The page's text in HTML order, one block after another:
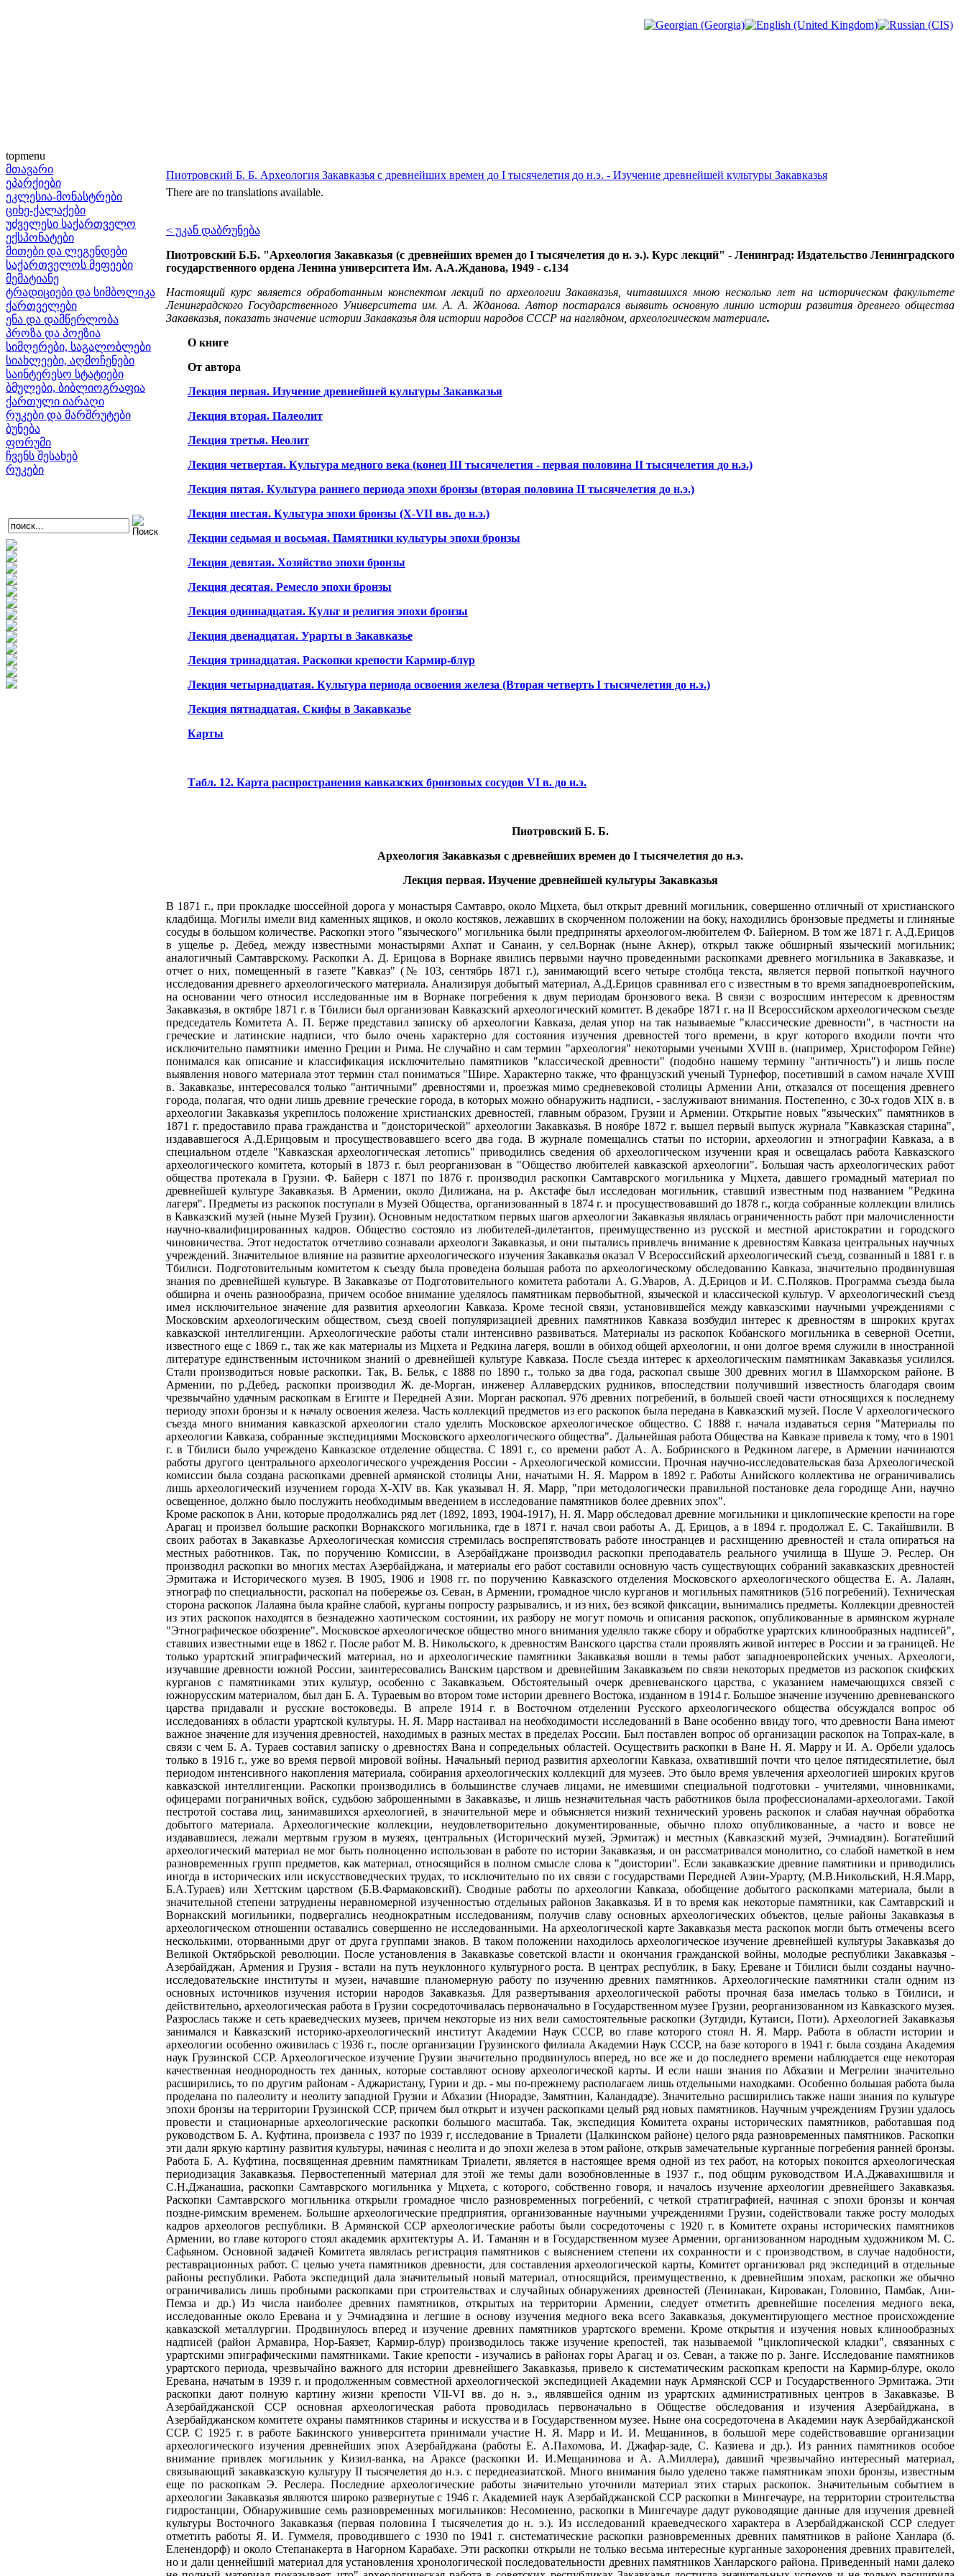
topmenu
მთავარი
ეპარქიები
ეკლესია-მონასტრები
ციხე-ქალაქები
უძველესი საქართველო
ექსპონატები
მითები და ლეგენდები
საქართველოს მეფეები
მემატიანე
ტრადიციები და სიმბოლიკა
ქართველები
ენა და დამწერლობა
პროზა და პოეზია
სიმღერები, საგალობლები
სიახლეები, აღმოჩენები
საინტერესო სტატიები
ბმულები, ბიბლიოგრაფია
ქართული იარაღი
რუკები და მარშრუტები
ბუნება
ფორუმი
ჩვენს შესახებ
რუკები
Пиотровский Б. Б. Археология Закавказья с древнейших времен до I тысячелетия до н.э. - Изучение древнейшей культуры Закавказья
There are no translations available.
< უკან დაბრუნება
Пиотровский Б.Б. "Археология Закавказья (с древнейших времен до I тысячелетия до н. э.). Курс лекций" - Ленинград: Издательство Ленинградского
государственного ордена Ленина университета Им. А.А.Жданова, 1949 - с.134
Настоящий курс является обработанным конспектом лекций по археологии Закавказья, читавшихся мною несколько лет на историческом факультете
Ленинградского Государственного Университета им. А. А. Жданова. Автор постарался выявить основную линию истории развития древнего общества
Закавказья, показать значение истории Закавказья для истории народов СССР на наглядном, археологическом материале.
О книге
От автора
Лекция первая. Изучение древнейшей культуры Закавказья
Лекция вторая. Палеолит
Лекция третья. Неолит
Лекция четвертая. Культура медного века (конец III тысячелетия - первая половина II тысячелетия до н.э.)
Лекция пятая. Культура раннего периода эпохи бронзы (вторая половина II тысячелетия до н.э.)
Лекция шестая. Культура эпохи бронзы (X-VII вв. до н.э.)
Лекции седьмая и восьмая. Памятники культуры эпохи бронзы
Лекция девятая. Хозяйство эпохи бронзы
Лекция десятая. Ремесло эпохи бронзы
Лекция одиннадцатая. Культ и религия эпохи бронзы
Лекция двенадцатая. Урарты в Закавказье
Лекция тринадцатая. Раскопки крепости Кармир-блур
Лекция четырнадцатая. Культура периода освоения железа (Вторая четверть I тысячелетия до н.э.)
Лекция пятнадцатая. Скифы в Закавказье
Карты
Табл. 12. Карта распространения кавказских бронзовых сосудов VI в. до н.э.
Пиотровский Б. Б.
Археология Закавказья с древнейших времен до I тысячелетия до н.э.
Лекция первая. Изучение древнейшей культуры Закавказья
В 1871 г., при прокладке шоссейной дорога у монастыря Самтавро, около Мцхета, был открыт древний могильник, совершенно отличный от христианского
кладбища. Могилы имели вид каменных ящиков, и около костяков, лежавших в скорченном положении на боку, находились бронзовые предметы и глиняные
сосуды в большом количестве. Раскопки этого "языческого" могильника были предприняты археологом-любителем Ф. Байерном. В том же 1871 г. А.Д.Ерицов
в ущелье р. Дебед, между известными монастырями Ахпат и Санаин, у сел.Ворнак (ныне Акнер), открыл также обширный языческий могильник;
аналогичный Самтаврскому. Раскопки А. Д. Ерицова в Ворнаке явились первыми научно проведенными раскопками древнего могильника в Закавказье, и
отчет о них, помещенный в газете "Кавказ" (№ 103, сентябрь 1871 г.), занимающий всего четыре столбца текста, является первой попыткой научного
исследования древнего археологического материала. Анализируя добытый материал, А.Д.Ерицов сравнивал его с известным в то время западноевропейским,
на основании чего относил исследованные им в Ворнаке погребения к двум периодам бронзового века. В связи с возросшим интересом к древностям
Закавказья, в октябре 1871 г. в Тбилиси был организован Кавказский археологический комитет. В декабре 1871 г. на II Всероссийском археологическом съезде
председатель Комитета А. П. Берже представил записку об археологии Кавказа, делая упор на так называемые "классические древности", в частности на
греческие и латинские надписи, что было очень характерно для состояния изучения древностей того времени, в круг которого входили почти что
исключительно памятники именно Греции и Рима. Не случайно и сам термин "археология" некоторыми учеными XVIII в. (например, Христофором Гейне)
понимался как описание и классификация исключительно памятников "классической древности" (подобно нашему термину "античность") и лишь после
выявления нового материала этот термин стал пониматься "Шире. Характерно также, что французский ученый Турнефор, посетивший в самом начале XVIII
в. Закавказье, интересовался только "античными" древностями и, проезжая мимо средневековой столицы Армении Ани, отказался от посещения древнего
города, полагая, что одни лишь древние греческие города, в которых можно обнаружить надписи, - заслуживают внимания. Постепенно, с 30-х годов XIX в. в
археологии Закавказья укрепилось положение христианских древностей, главным образом, Грузии и Армении. Открытие новых "языческих" памятников в
1871 г. предоставило права гражданства и "доисторической" археологии Закавказья. В ноябре 1872 г. вышел первый выпуск журнала "Кавказская старина",
издававшегося А.Д.Ерицовым и просуществовавшего всего два года. В журнале помещались статьи по истории, археологии и этнографии Кавказа, а в
специальном отделе "Кавказская археологическая летопись" приводились сведения об археологическом изучении края и освещалась работа Кавказского
археологического комитета, который в 1873 г. был реорганизован в "Общество любителей кавказской археологии". Большая часть археологических работ
общества протекала в Грузии. Ф. Байерн с 1871 по 1876 г. производил раскопки Самтаврского могильника у Мцхета, давшего громадный материал по
древнейшей культуре Закавказья. В Армении, около Дилижана, на р. Акстафе был исследован могильник, ставший известным под названием "Редкина
лагеря". Предметы из раскопок поступали в Музей Общества, организованный в 1874 г. и просуществовавший до 1878 г., когда собранные коллекции влились
в Кавказский музей (ныне Музей Грузии). Основным недостатком первых шагов археологии Закавказья являлась ограниченность работ при малочисленности
научно-квалифицированных кадров. Общество состояло из любителей-дилетантов, преимущественно из русской и местной аристократии и городского
чиновничества. Этот недостаток отчетливо сознавали археологи Закавказья, и они пытались привлечь внимание к древностям Кавказа центральных научных
учреждений. Значительное влияние на развитие археологического изучения Закавказья оказал V Всероссийский археологический съезд, созванный в 1881 г. в
Тбилиси. Подготовительным комитетом к съезду была проведена большая работа по археологическому обследованию Кавказа, значительно продвинувшая
знания по древнейшей культуре. В Закавказье от Подготовительного комитета работали A. G.Уваров, А. Д.Ерицов и И. С.Поляков. Программа съезда была
обширна и очень разнообразна, причем особое внимание уделялось памятникам первобытной, языческой и классической культур. V археологический съезд
имел исключительное значение для развития археологии Кавказа. Кроме тесной связи, установившейся между кавказскими научными учреждениями с
Московским археологическим обществом, съезд своей популяризацией древних памятников Кавказа возбудил интерес к древностям в широких кругах
кавказской интеллигенции. Археологические работы стали интенсивно развиваться. Материалы из раскопок Кобанского могильника в северной Осетии,
известного еще с 1869 г., так же как материалы из Мцхета и Редкина лагеря, вошли в обиход общей археологии, и они долгое время служили в иностранной
литературе единственным источником знаний о древнейшей культуре Kaвказа. После съезда интерес к археологическим памятникам Закавказья усилился.
Стали производиться новые раскопки. Так, В. Бельк, с 1888 по 1890 г., только за два года, раскопал свыше 300 древних могил в Шамхорском районе. В
Армении, по р.Дебед, раскопки производил Ж. де-Морган, инженер Аллавердских рудников, впоследствии получивший известность благодаря своим
чрезвычайно удачным раскопкам в Египте и Передней Азии. Морган раскопал. 976 древних погребений, в большей своей части относящихся к последнему
периоду эпохи бронзы и к началу освоения железа. Часть коллекций предметов из его раскопок была передана в Кавказский музей. После V археологического
съезда много внимания кавказской археологии стало уделять Московское археологическое общество. С 1888 г. начала издаваться серия "Материалы по
археологии Кавказа, собранные экспедициями Московского археологического общества". Дальнейшая работа Общества на Кавказе привела к тому, что в 1901
г. в Тбилиси было учреждено Кавказское отделение общества. С 1891 г., со времени работ А. А. Бобринского в Редкином лагере, в Армении начинаются
работы другого центрального археологического учреждения России - Археологической комиссии. Прочная научно-исследовательская база Археологической
комиссии была создана раскопками древней армянской столицы Ани, начатыми Н. Я. Марром в 1892 г. Работы Анийского коллектива не ограничивались
лишь археологический изучением города X-XIV вв. Как указывал Н. Я. Марр, "при методологически правильной постановке дела городище Ани, научно
освещенное, должно было послужить необходимым введением в исследование памятников более древних эпох".
Кроме раскопок в Ани, которые продолжались ряд лет (1892, 1893, 1904-1917), Н. Я. Марр обследовал древние могильники и циклопические крепости на горе Арагац и произвел большие раскопки Ворнакского могильника, где в 1871 г. начал свои работы А. Д. Ерицов, а в 1894 г. продолжал Е. С. Такайшвили. В своих работах в Закавказье Археологическая комиссия стремилась воспрепятствовать работе иностранцев и расхищению древностей и стала опираться на местных работников. Так, по поручению Комиссии, в Азербайджане производил раскопки преподаватель реального училища в Шуше Э. Реслер. Он производил раскопки во многих местах Азербайджана, и материалы его работ составили основную часть существующих собраний закавказских древностей Эрмитажа и Исторического музея. В 1905, 1906 и 1908 гг. по поручению Кавказского отделения Московского археологического общества Е. А. Лалаян, этнограф по специальности, раскопал на побережье оз. Севан, в Армении, громадное число курганов и могильных памятников (516 погребений). Техническая сторона раскопок Лалаяна была крайне слабой, курганы попросту разрывались, и из них, без всякой фиксации, вынимались предметы. Коллекции древностей из этих раскопок находятся в безнадежно хаотическом состоянии, их разбору не могут помочь и описания раскопок, опубликованные в армянском журнале "Этнографическое обозрение". Московское археологическое общество много внимания уделяло также сбору и обработке урартских клинообразных надписей", ставших известными еще в 1862 г. После работ М. В. Никольского, к древностям Ванского царства стали проявлять живой интерес в России и за границей. Не только урартский эпиграфический материал, но и археологические памятники Закавказья вошли в темы работ западноевропейских ученых. Археологи, изучавшие древности южной России, заинтересовались Ванским царством и древнейшим Закавказьем по связи некоторых предметов из раскопок скифских курганов с памятниками этих культур, особенно с Закавказьем. Обстоятельный очерк древневанского царства, с указанием намечающихся связей с южнорусским материалом, был дан Б. А. Тураевым во втором томе истории древнего Востока, изданном в 1914 г. Большое значение изучению древневанского царства придавали и русские востоковеды. В апреле 1914 г. в Восточном отделении Русского археологического общества обсуждался вопрос об исследованиях в области урартской культуры. Н. Я. Марр настаивал на необходимости исследований в Ване особенно ввиду того, что древности Вана имеют важное значение для изучения древностей, находимых в разных местах в пределах России. Был поставлен вопрос об организации раскопок на Топрах-кале, в связи с чем Б. А. Тураев составил записку о древностях Вана и сопредельных областей. Осуществить раскопки в Ване Н. Я. Марру и И. А. Орбели удалось только в 1916 г., уже во время первой мировой войны. Начальный период развития археологии Кавказа, охвативший почти что целое пятидесятилетие, был периодом интенсивного накопления материала, собирания археологических коллекций для музеев. Это было время увлечения археологией широких кругов кавказской интеллигенции. Раскопки производились в большинстве случаев лицами, не имевшими специальной подготовки - учителями, чиновниками, офицерами пограничных войск, судьбою заброшенными в Закавказье, и лишь незначительная часть работников была профессионалами-археологами. Такой пестротой состава лиц, занимавшихся археологией, в значительной мере и объясняется низкий технический уровень раскопок и слабая научная обработка добытого материала. Археологические коллекции, неудовлетворительно документированные, обычно плохо опубликованные, а часто и вовсе не издававшиеся, лежали мертвым грузом в музеях, центральных (Исторический музей, Эрмитаж) и местных (Кавказский музей, Эчмиадзин). Богатейший археологический материал не мог быть полноценно использован в работе по истории Закавказья, и он рассматривался монолитно, со слабой наметкой в нем разновременных групп предметов, как материал, относящийся в полном смысле слова к "доистории". Если закавказские древние памятники и приводились иногда в исторических или искусствоведческих трудах, то исключительно по их связи с государствами Передней Азии-Урарту, (М.В.Никольский, Н.Я.Марр, Б.А.Тураев) или Хеттским царством (Б.В.Фармаковский). Сводные работы по археологии Кавказа, обобщение добытого раскопками материала, были в значительной степени затруднены неравномерной изученностью отдельных районов Закавказья. И в то время как некоторые памятники, как Самтаврский и Ворнакский могильники, подвергались неоднократным исследованиям, получив славу основных археологических объектов, целые районы Закавказья в археологическом отношении оставались совершенно не исследованными. На археологической карте Закавказья места раскопок могли быть отмечены всего несколькими, оторванными друг от друга группами знаков. В таком положении находилось археологическое изучение древнейшей культуры Закавказья до Великой Октябрьской революции. После установления в Закавказье советской власти и окончания гражданской войны, молодые республики Закавказья - Азербайджан, Армения и Грузия - встали на путь неуклонного культурного роста. В центрах республик, в Баку, Ереване и Тбилиси были созданы научно-исследовательские институты и музеи, начавшие планомерную работу по изучению древних памятников. Археологические памятники стали одним из основных источников изучения истории народов Закавказья. Для развертывания археологической работы прочная база имелась только в Тбилиси, и действительно, археологическая работа в Грузии сосредоточивалась первоначально в Государственном музее Грузии, реорганизованном из Кавказского музея. Разрослась также и сеть краеведческих музеев, причем некоторые из них вели самостоятельные раскопки (Зугдиди, Кутаиси, Поти). Археологией Закавказья занимался и Кавказский историко-археологический институт Академии Наук СССР, во главе которого стоял Н. Я. Марр. Работа в области истории и археологии особенно оживилась с 1936 г., после организации Грузинского филиала Академии Наук СССР, на базе которого в 1941 г. была создана Академия наук Грузинской ССР. Археологическое изучение Грузии значительно продвинулось вперед, но все же и до последнего времени наблюдается еще некоторая качественная неоднородность тех данных, которые составляют основу археологической карты. И если наши знания по Абхазии и Мегрелии значительно расширились, то по другим районам - Аджаристану, Гурии и др. - мы по-прежнему располагаем лишь отдельными находками. Особенно большая работа была проделана по палеолиту и неолиту западной Грузии и Абхазии (Ниорадзе, Замятнин, Каландадзе). Значительно расширились также наши знания по культуре эпохи бронзы на территории Грузинской ССР, причем был открыт и изучен раскопками целый ряд новых памятников. Научным учреждениям Грузии удалось провести и стационарные археологические раскопки большого масштаба. Так, экспедиция Комитета охраны исторических памятников, работавшая под руководством Б. А. Куфтина, произвела с 1937 по 1939 г, исследование в Триалети (Цалкинском районе) целого ряда разновременных памятников. Раскопки эти дали яркую картину развития культуры, начиная с неолита и до эпохи железа в этом районе, открыв замечательные курганные погребения ранней бронзы. Работа Б. А. Куфтина, посвященная древним памятникам Триалети, является в настоящее время одной из тех работ, на которых покоится археологическая периодизация Закавказья. Первостепенный материал для этой же темы дали возобновленные в 1937 г., под общим руководством И.А.Джавахишвиля и С.Н.Джанашиа, раскопки Самтаврского могильника у Мцхета, с которого, собственно говоря, и началось изучение археологии древнейшего Закавказья. Раскопки Самтаврского могильника открыли громадное число разновременных погребений, с четкой стратиграфией, начиная с эпохи бронзы и кончая поздне-римским временем. Большие археологические предприятия, организованные научными учреждениями Грузии, содействовали также росту молодых кадров археологов республики. В Армянской ССР археологические работы были сосредоточены с 1920 г. в Комитете охраны исторических памятников Армении, во главе которого стоял академик архитектуры А. И. Таманян и в Государственном музее Армении, организованном народным художником М. С. Сафьяном. Основной задачей Комитета являлась регистрация памятников с выяснением степени их сохранности и с производством, в случае надобности, реставрационных работ. С целью учета памятников древности, для составления археологической карты, Комитет организовал ряд экспедиций в отдельные районы республики. Работа экспедиций дала значительный новый материал, относящийся, преимущественно, к древнейшим эпохам, раскопки же обычно ограничивались лишь пробными раскопками при строительствах и случайных обнаружениях древностей (Ленинакан, Кировакан, Головино, Памбак, Ани-Пемза и др.) Из числа наиболее древних памятников, открытых на территории Армении, следует отметить древнейшие поселения медного века, исследованные около Еревана и у Эчмиадзина и легшие в основу изучения медного века всего Закавказья, документирующего местное происхождение кавказской металлургии. Продвинулось вперед и изучение древних памятников урартского времени. Кроме открытия и изучения новых клинообразных надписей (район Армавира, Нор-Баязет, Кармир-блур) производилось также изучение крепостей, так называемой "циклопической кладки", связанных с урартскими эпиграфическими памятниками. Такие крепости - изучались в районах горы Арагац и оз. Севан, а также по р. Занге. Исследование памятников урартского периода, чрезвычайно важного для истории древнейшего Закавказья, привело к систематическим раскопкам крепости на Кармир-блуре, около Еревана, начатым в 1939 г. и продолженным совместной археологической экспедицией Академии наук Армянской ССР и Государственного Эрмитажа. Эти раскопки дают полную картину жизни крепости VII-VI вв. до н. э., являвшейся одним из урартских административных центров в Закавказье. В Азербайджанской ССР основная археологическая работа проводилась первоначально в Обществе об